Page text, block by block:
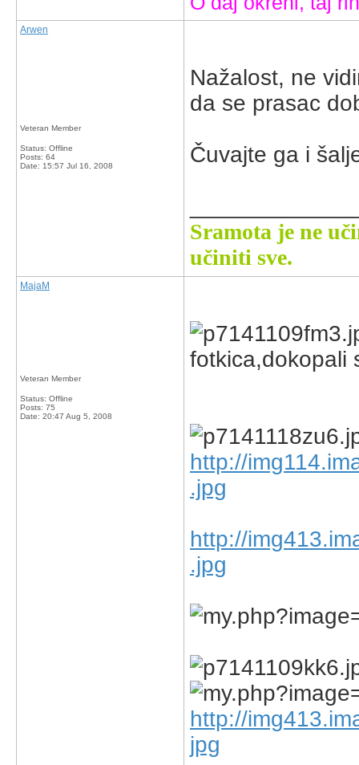
Arwen
Veteran Member
Status: Offline
Posts: 64
Date: 15:57 Jul 16, 2008
Nažalost, ne
da se prasac
Čuvajte ga i
Sramota je ne
učiniti sve.
MajaM
Veteran Member
Status: Offline
Posts: 75
Date: 20:47 Aug 5, 2008
fotkica,dokopali
http://
.jpg
http://
.jpg
http://
jpg